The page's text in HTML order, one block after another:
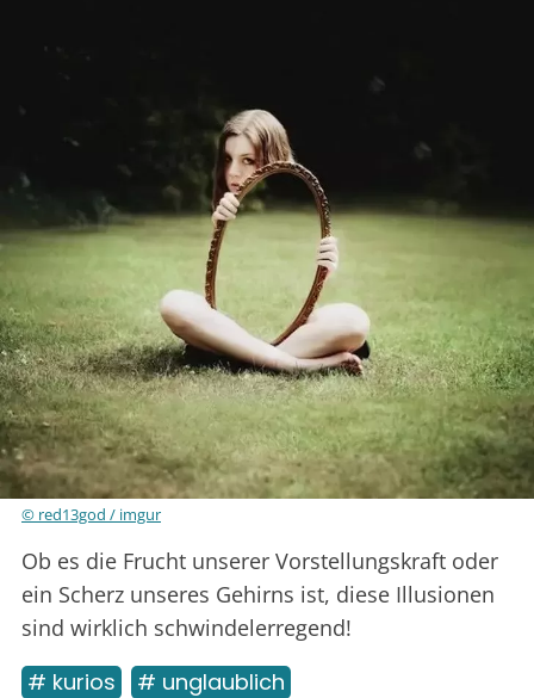
© red13god / imgur
Ob es die Frucht unserer Vorstellungskraft oder
ein Scherz unseres Gehirns ist, diese Illusionen
sind wirklich schwindelerregend!
# kurios # unglaublich